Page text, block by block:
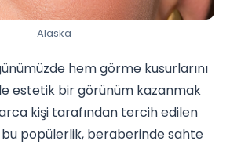
Alaska
hem görme kusurlarını
estetik bir görünüm kazanmak
kişi tarafından tercih edilen
popülerlik, beraberinde sahte